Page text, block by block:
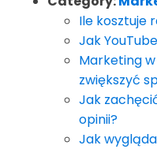
Ile kosztuje
Jak
Marketing
zwiększyć
Jak
opinii?
Jak